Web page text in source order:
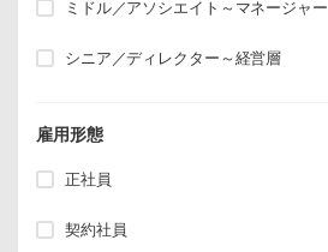
ミドル／アソシエイト～マネージャー
シニア／ディレクター～経営層
雇用形態
正社員
契約社員